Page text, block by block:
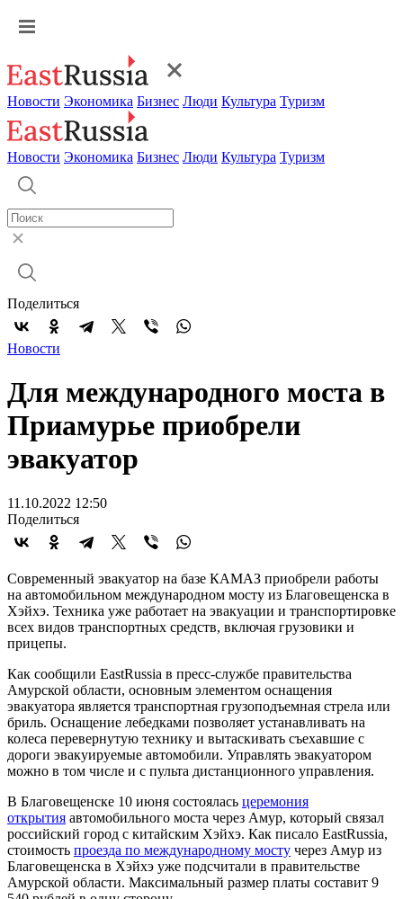
Новости Экономика Бизнес Люди Культура Туризм
Новости Экономика Бизнес Люди Культура Туризм
Поделиться
Новости
Для международного моста в
Приамурье приобрели
эвакуатор
11.10.2022 12:50
Поделиться
Современный эвакуатор на базе КАМАЗ приобрели работы
на автомобильном международном мосту из Благовещенска в
Хэйхэ. Техника уже работает на эвакуации и транспортировке
всех видов транспортных средств, включая грузовики и
прицепы.
Как сообщили EastRussia в пресс-службе правительства
Амурской области, основным элементом оснащения
эвакуатора является транспортная грузоподъемная стрела или
бриль. Оснащение лебедками позволяет устанавливать на
колеса перевернутую технику и вытаскивать съехавшие с
дороги эвакуируемые автомобили. Управлять эвакуатором
можно в том числе и с пульта дистанционного управления.
В Благовещенске 10 июня состоялась церемония
открытия автомобильного моста через Амур, который связал
российский город с китайским Хэйхэ. Как писало EastRussia,
стоимость проезда по международному мосту через Амур из
Благовещенска в Хэйхэ уже подсчитали в правительстве
Амурской области. Максимальный размер платы составит 9